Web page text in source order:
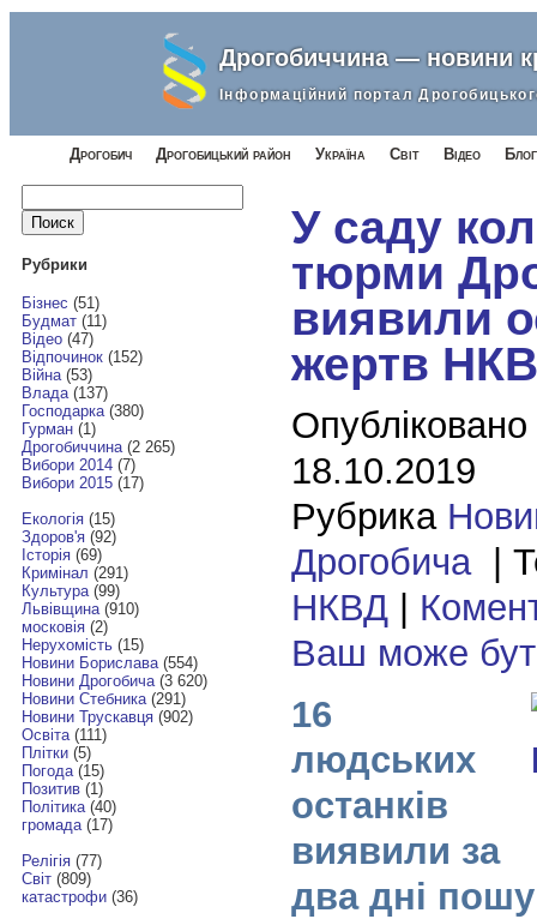
Дрогобиччина — новини
Інформаційний портал
Дрогобич Дрогобицький район Україна Світ Відео
Найти:
Рубрики
Бізнес (51)
Будмат(11)
Відео(47)
Відпочинок(152)
Війна(53)
Влада(137)
Господарка(380)
Гурман(1)
Дрогобиччина(2 265)
Вибори 2014(7)
Вибори 2015(17)
Екологія(15)
Здоров'я(92)
Історія(69)
Кримінал (291)
Культура(99)
Львівщина(910)
московія(2)
Нерухомість(15)
Новини Борислава(554)
Новини Дрогобича(3 620)
Новини Стебника(291)
Новини Трускавця(902)
Освіта(111)
Плітки(5)
Погода(15)
Позитив(1)
Політика(40)
громада(17)
Релігія(77)
Світ(809)
катастрофи(36)
У саду
тюрми
виявили
жертв
18.10.2019
Рубрика
Дрогобича|
НКВД|
Ваш може
16
людських
останків
виявили за
два дні